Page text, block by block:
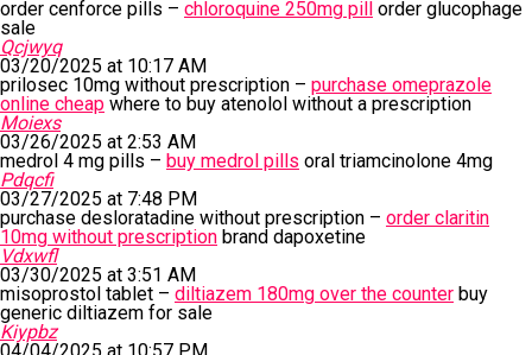
order cenforce pills – chloroquine 250mg pill order glucophage
sale
Qcjwyq
03/20/2025 at 10:17 AM
prilosec 10mg without prescription – purchase omeprazole
online cheap where to buy atenolol without a prescription
Moiexs
03/26/2025 at 2:53 AM
medrol 4 mg pills – buy medrol pills oral triamcinolone 4mg
Pdqcfi
03/27/2025 at 7:48 PM
purchase desloratadine without prescription – order claritin
10mg without prescription brand dapoxetine
Vdxwfl
03/30/2025 at 3:51 AM
misoprostol tablet – diltiazem 180mg over the counter buy
generic diltiazem for sale
Kiypbz